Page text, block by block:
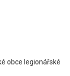
obce legionářské